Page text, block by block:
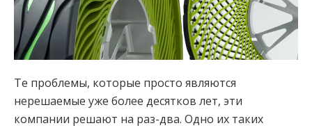
Те проблемы, которые просто являются
нерешаемые уже более десятков лет, эти
компании решают на раз-два. Одно их таких